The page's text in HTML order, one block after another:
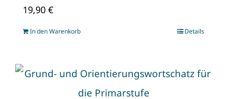
19,90 €
In den Warenkorb Details